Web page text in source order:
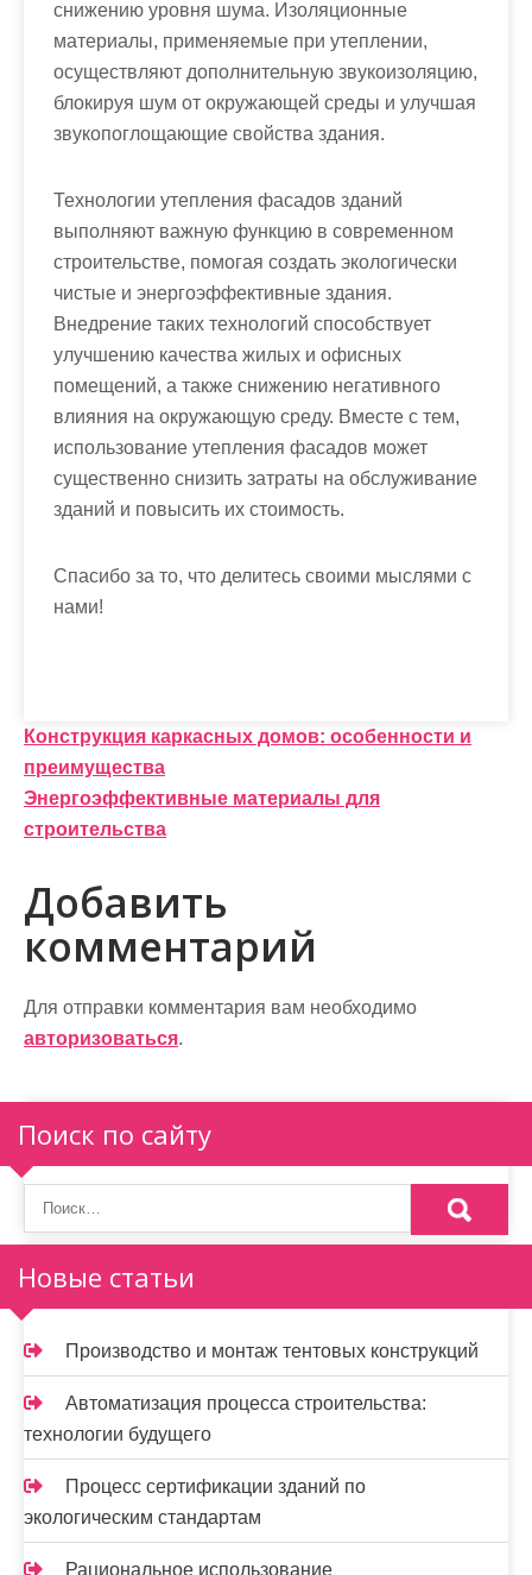
снижению уровня шума. Изоляционные
материалы, применяемые при утеплении,
осуществляют дополнительную звукоизоляцию,
блокируя шум от окружающей среды и улучшая
звукопоглощающие свойства здания.
Технологии утепления фасадов зданий
выполняют важную функцию в современном
строительстве, помогая создать экологически
чистые и энергоэффективные здания.
Внедрение таких технологий способствует
улучшению качества жилых и офисных
помещений, а также снижению негативного
влияния на окружающую среду. Вместе с тем,
использование утепления фасадов может
существенно снизить затраты на обслуживание
зданий и повысить их стоимость.
Спасибо за то, что делитесь своими мыслями с
нами!
Н
а
в
и
г
а
ц
и
я
п
о
з
а
п
и
с
я
м
Конструкция каркасных домов: особенности и
преимущества
Энергоэффективные материалы для
строительства
Добавить
комментарий
Для отправки комментария вам необходимо
авторизоваться.
Поиск по сайту
Новые статьи
Производство и монтаж тентовых конструкций
Автоматизация процесса строительства:
технологии будущего
Процесс сертификации зданий по
экологическим стандартам
Рациональное использование